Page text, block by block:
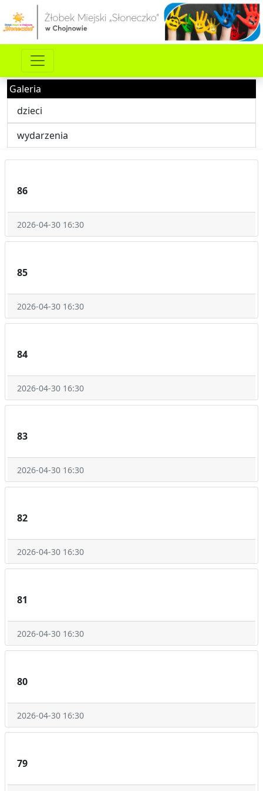
Galeria
dzieci
wydarzenia
86
2026-04-30 16:30
85
2026-04-30 16:30
84
2026-04-30 16:30
83
2026-04-30 16:30
82
2026-04-30 16:30
81
2026-04-30 16:30
80
2026-04-30 16:30
79